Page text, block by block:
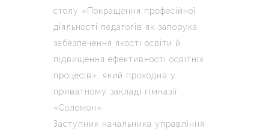
столу «Покращення професійної
діяльності педагогів як запорука
забезпечення якості освіти й
підвищення ефективності освітніх
процесів», який проходив у
приватному закладі гімназії
«Соломон».
Заступник начальника управління